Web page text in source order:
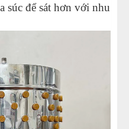
súc để sát hơn với nhu